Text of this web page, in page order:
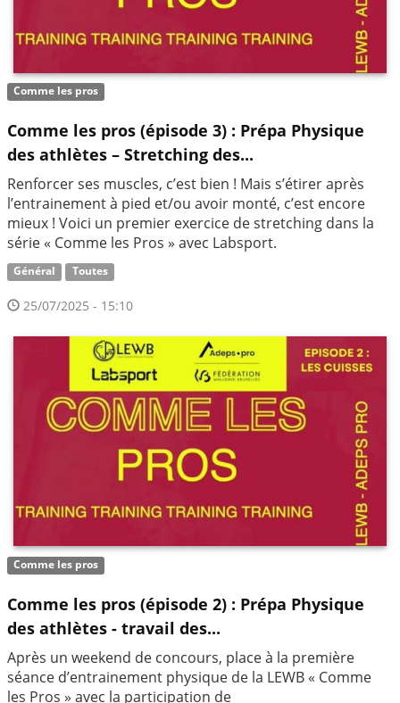
Comme les pros
Comme les pros (épisode 3) : Prépa Physique
des athlètes – Stretching des...
Renforcer ses muscles, c’est bien ! Mais s’étirer après
l’entrainement à pied et/ou avoir monté, c’est encore
mieux ! Voici un premier exercice de stretching dans la
série « Comme les Pros » avec Labsport.
Général Toutes
25/07/2025 - 15:10
Comme les pros
Comme les pros (épisode 2) : Prépa Physique
des athlètes - travail des...
Après un weekend de concours, place à la première
séance d’entrainement physique de la LEWB « Comme
les Pros » avec la participation de